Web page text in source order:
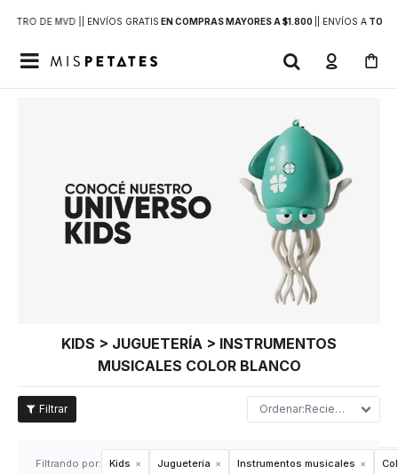
DE MVD | | ENVÍOS GRATIS EN COMPRAS MAYORES A $1.800 | ENVÍOS ATODO

KIDS > JUGUETERÍA > INSTRUMENTOS
MUSICALES COLOR BLANCO
Recientes
Filtrando por: Kids Juguetería Instrumentos musicales